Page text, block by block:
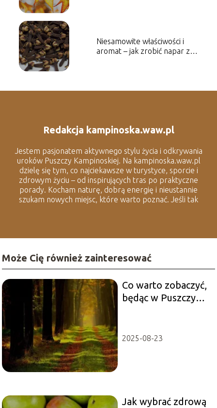
Niesamowite właściwości i
aromat – jak zrobić napar z
Redakcja kampinoska.waw.pl
Jestem pasjonatem aktywnego stylu życia i odkrywania
uroków Puszczy Kampinoskiej. Na kampinoska.waw.pl
dzielę się tym, co najciekawsze w turystyce, sporcie i
zdrowym życiu – od inspirujących tras po praktyczne
porady. Kocham naturę, dobrą energię i nieustannie
szukam nowych miejsc, które warto poznać. Jeśli tak
Może Cię również zainteresować
Co warto zobaczyć,
będąc w Puszczy
2025-08-23
Jak wybrać zdrową